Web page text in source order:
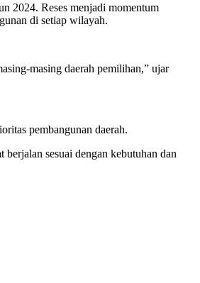
2024. Reses menjadi momentum
di setiap wilayah.
masing daerah pemilihan,” ujar
pembangunan daerah.
sesuai dengan kebutuhan dan